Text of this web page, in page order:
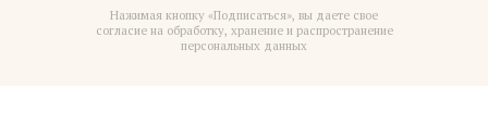
Нажимая кнопку «Подписаться», вы даете свое
согласие на обработку, хранение и распространение
персональных данных